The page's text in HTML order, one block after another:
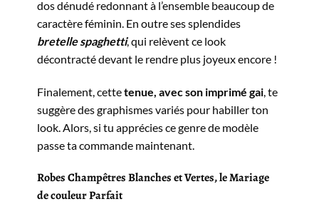
dos dénudé redonnant à l’ensemble beaucoup de
caractère féminin. En outre ses splendides
bretelle spaghetti, qui relèvent ce look
décontracté devant le rendre plus joyeux encore !
Finalement, cettetenue, avec son imprimé gai, te
suggère des graphismes variés pour habiller ton
look. Alors, si tu apprécies ce genre de modèle
passe ta commande maintenant.
Robes Champêtres Blanches et Vertes, le Mariage
de couleur Parfait